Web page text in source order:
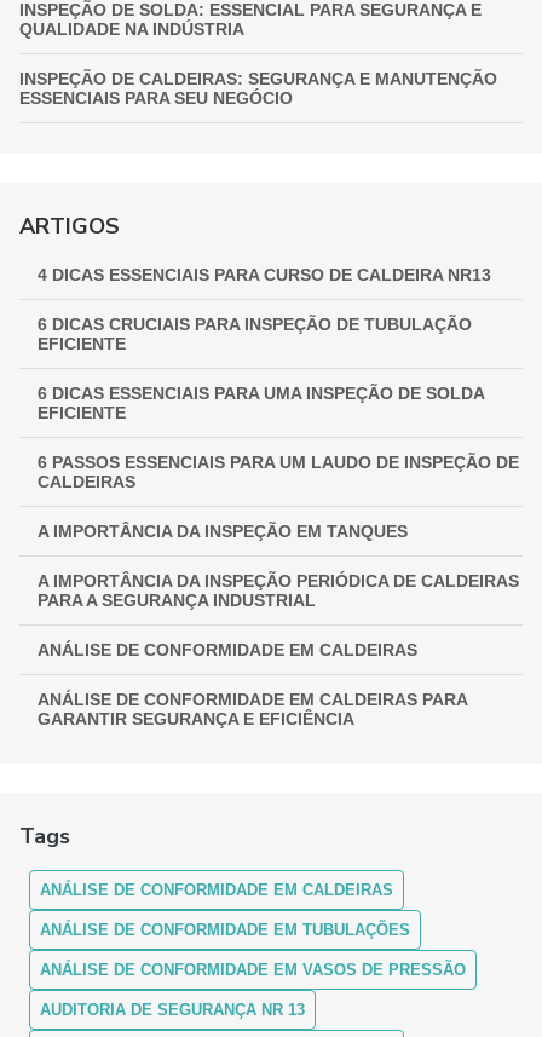
INSPEÇÃO DE SOLDA: ESSENCIAL PARA SEGURANÇA E
QUALIDADE NA INDÚSTRIA
INSPEÇÃO DE CALDEIRAS: SEGURANÇA E MANUTENÇÃO
ESSENCIAIS PARA SEU NEGÓCIO
GUIA COMPLETO DE INSPEÇÃO DE VASOS DE PRESSÃO:
GARANTINDO SEGURANÇA E CONFORMIDADE
INSPEÇÃO NR 13: GARANTINDO SEGURANÇA E
CONFORMIDADE EM EQUIPAMENTOS INDUSTRIAIS
ARTIGOS
4 DICAS ESSENCIAIS PARA CURSO DE CALDEIRA NR13
6 DICAS CRUCIAIS PARA INSPEÇÃO DE TUBULAÇÃO
EFICIENTE
6 DICAS ESSENCIAIS PARA UMA INSPEÇÃO DE SOLDA
EFICIENTE
6 PASSOS ESSENCIAIS PARA UM LAUDO DE INSPEÇÃO DE
CALDEIRAS
A IMPORTÂNCIA DA INSPEÇÃO EM TANQUES
A IMPORTÂNCIA DA INSPEÇÃO PERIÓDICA DE CALDEIRAS
PARA A SEGURANÇA INDUSTRIAL
ANÁLISE DE CONFORMIDADE EM CALDEIRAS
ANÁLISE DE CONFORMIDADE EM CALDEIRAS PARA
GARANTIR SEGURANÇA E EFICIÊNCIA
ANÁLISE DE CONFORMIDADE EM CALDEIRAS: COMO
ANÁLISE DE CONFORMIDADE EM CALDEIRAS: ENTENDA A
IMPORTÂNCIA E OS PROCEDIMENTOS
ANÁLISE DE CONFORMIDADE EM CALDEIRAS:
GARANTINDO SEGURANÇA E MÁXIMA EFICIÊNCIA
Tags
ANÁLISE DE CONFORMIDADE EM CALDEIRAS
ANÁLISE DE CONFORMIDADE EM TUBULAÇÕES
ANÁLISE DE CONFORMIDADE EM VASOS DE PRESSÃO
AUDITORIA DE SEGURANÇA NR 13